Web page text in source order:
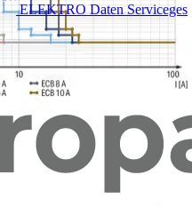
ELEKTRO Daten Serviceges